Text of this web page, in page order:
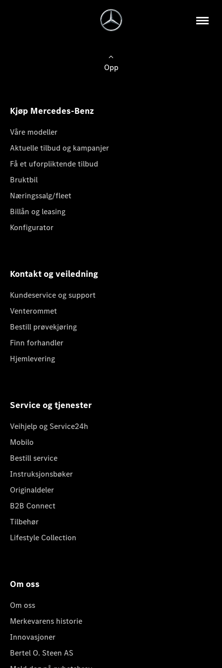
Opp
Kjøp Mercedes-Benz
Våre modeller
Aktuelle tilbud og kampanjer
Få et uforpliktende tilbud
Bruktbil
Næringssalg/fleet
Billån og leasing
Konfigurator
Kontakt og veiledning
Kundeservice og support
Venterommet
Bestill prøvekjøring
Finn forhandler
Hjemlevering
Service og tjenester
Veihjelp og Service24h
Mobilo
Bestill service
Instruksjonsbøker
Originaldeler
B2B Connect
Tilbehør
Lifestyle Collection
Om oss
Om oss
Merkevarens historie
Innovasjoner
Bertel O. Steen AS